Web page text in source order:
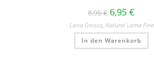
8,95€ 6,95 €
Lana Grossa, Natural Lama Fine
In den Warenkorb